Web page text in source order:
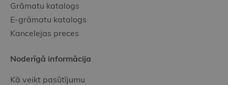
Grāmatu katalogs
E-grāmatu katalogs
Kancelejas preces
Noderīgā informācija
Kā veikt pasūtījumu